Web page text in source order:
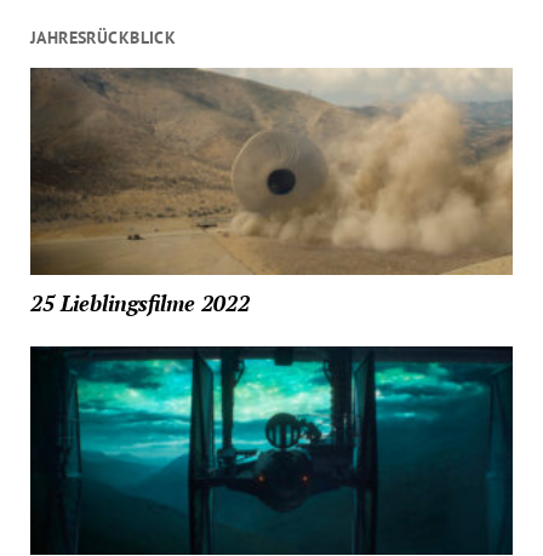
JAHRESRÜCKBLICK
25 Lieblingsfilme 2022